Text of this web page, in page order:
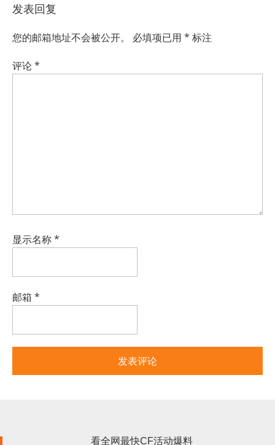
发表回复
您的邮箱地址不会被公开。 必填项已用 * 标注
评论*
显示名称*
邮箱 *
看全网最快CF活动爆料